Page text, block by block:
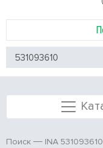
Поиск INA 531093610